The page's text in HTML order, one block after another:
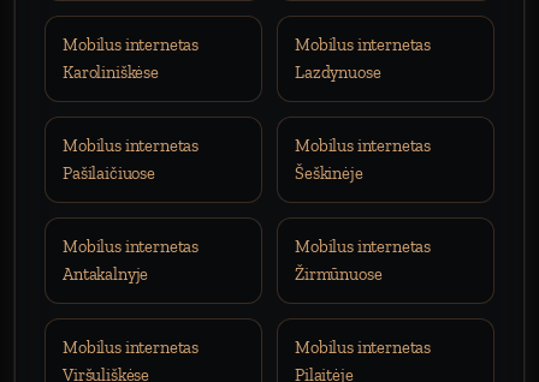
Mobilus internetas
Karoliniškėse
Mobilus internetas
Lazdynuose
Mobilus internetas
Pašilaičiuose
Mobilus internetas
Šeškinėje
Mobilus internetas
Antakalnyje
Mobilus internetas
Žirmūnuose
Mobilus internetas
Viršuliškėse
Mobilus internetas
Pilaitėje